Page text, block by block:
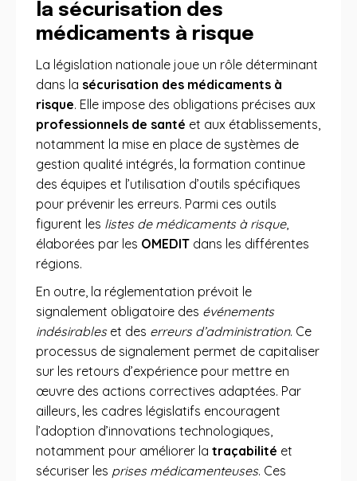
la sécurisation des
médicaments à risque
La législation nationale joue un rôle déterminant
dans la sécurisation des médicaments à
risque. Elle impose des obligations précises aux
professionnels de santé et aux établissements,
notamment la mise en place de systèmes de
gestion qualité intégrés, la formation continue
des équipes et l’utilisation d’outils spécifiques
pour prévenir les erreurs. Parmi ces outils
figurent les listes de médicaments à risque,
élaborées par les OMEDIT dans les différentes
régions.
En outre, la réglementation prévoit le
signalement obligatoire des événements
indésirableset des erreurs d’administration. Ce
processus de signalement permet de capitaliser
sur les retours d’expérience pour mettre en
œuvre des actions correctives adaptées. Par
ailleurs, les cadres législatifs encouragent
l’adoption d’innovations technologiques,
notamment pour améliorer la traçabilité et
sécuriser les prises médicamenteuses. Ces